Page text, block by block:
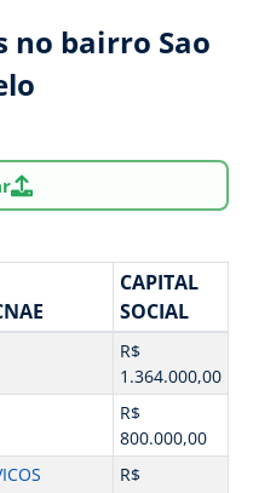
no bairro Sao
CAPITAL
SOCIAL
R$
1.364.000,00
R$
800.000,00
R$